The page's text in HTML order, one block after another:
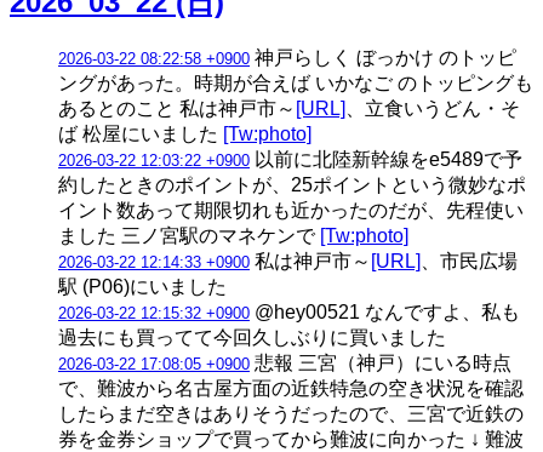
2026-03-22 08:22:58 +0900 神戸らしく ぼっかけ のトッピ
ングがあった。時期が合えば いかなご のトッピングも
あるとのこと 私は神戸市～ [URL]
、立食いうどん・そ
ば 松屋にいました [Tw:photo]
2026-03-22 12:03:22 +0900 以前に北陸新幹線をe5489で予
約したときのポイントが、25ポイントという微妙なポ
イント数あって期限切れも近かったのだが、先程使い
ました 三ノ宮駅のマネケンで [Tw:photo]
2026-03-22 12:14:33 +0900 私は神戸市～ [URL]
、市民広場
駅 (P06)にいました
2026-03-22 12:15:32 +0900 @hey00521 なんですよ、私も
過去にも買ってて今回久しぶりに買いました
2026-03-22 17:08:05 +0900 悲報 三宮（神戸）にいる時点
で、難波から名古屋方面の近鉄特急の空き状況を確認
したらまだ空きはありそうだったので、三宮で近鉄の
券を金券ショップで買ってから難波に向かった ↓ 難波